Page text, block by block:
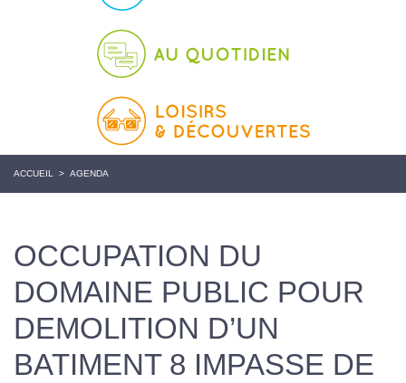
ACCUEIL > AGENDA
OCCUPATION DU
DOMAINE PUBLIC POUR
DEMOLITION D’UN
BATIMENT 8 IMPASSE DE